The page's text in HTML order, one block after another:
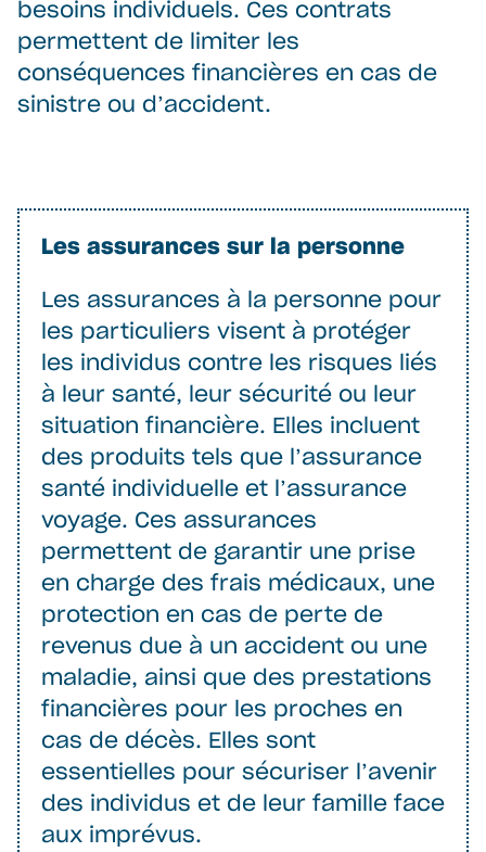
besoins individuels. Ces contrats
permettent de limiter les
conséquences financières en cas de
sinistre ou d’accident.
Les assurances sur la personne
Les assurances à la personne pour
les particuliers visent à protéger
les individus contre les risques liés
à leur santé, leur sécurité ou leur
situation financière. Elles incluent
des produits tels que l’assurance
santé individuelle et l’assurance
voyage. Ces assurances
permettent de garantir une prise
en charge des frais médicaux, une
protection en cas de perte de
revenus due à un accident ou une
maladie, ainsi que des prestations
financières pour les proches en
cas de décès. Elles sont
essentielles pour sécuriser l’avenir
des individus et de leur famille face
aux imprévus.